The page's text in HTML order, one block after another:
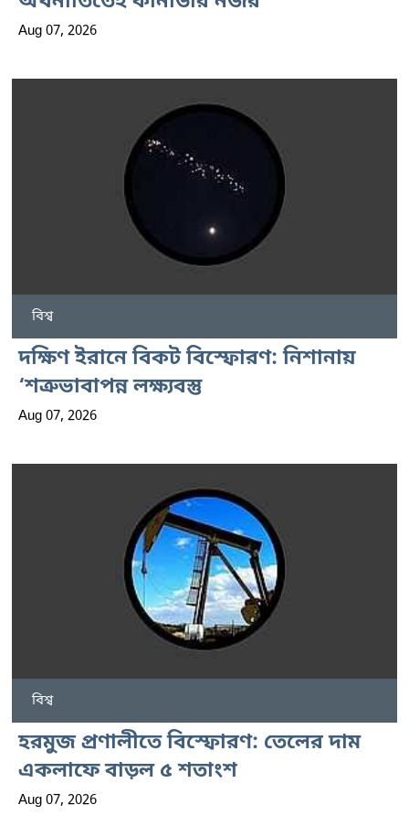
Aug 07, 2026
বিশ্ব
দক্ষিণ ইরানে বিকট বিস্ফোরণ: নিশানায়
‘শত্রুভাবাপন্ন লক্ষ্যবস্তু
Aug 07, 2026
বিশ্ব
হরমুজ প্রণালীতে বিস্ফোরণ: তেলের দাম
একলাফে বাড়ল ৫ শতাংশ
Aug 07, 2026